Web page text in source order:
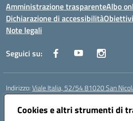
Cookies e altri strumenti di
Amministrazione trasparenteAlbo
Dichiarazione di accessibilità
Note legali
Seguici su:
Indirizzo:Viale Italia, 52/54 81020 San
Centralino:
Posta elettronica certificata (PEC):